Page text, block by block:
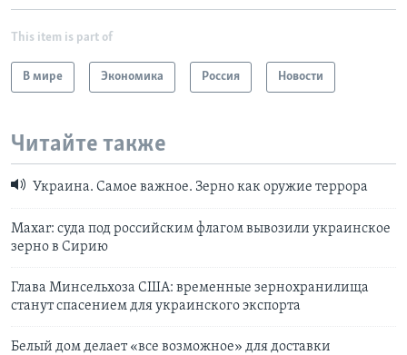
This item is part of
В мире Экономика Россия Новости
Читайте также
Украина. Самое важное. Зерно как оружие террора
Maxar: суда под российским флагом вывозили украинское
зерно в Сирию
Глава Минсельхоза США: временные зернохранилища
станут спасением для украинского экспорта
Белый дом делает «все возможное» для доставки